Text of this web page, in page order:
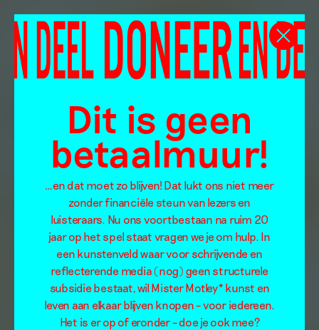
Dit is geen
betaalmuur!
…en dat moet zo blijven! Dat lukt ons niet meer
zonder financiële steun van lezers en
luisteraars. Nu ons voortbestaan na ruim 20
jaar op het spel staat vragen we je om hulp. In
een kunstenveld waar voor schrijvende en
reflecterende media (nog) geen structurele
subsidie bestaat, wil Mister Motley* kunst en
leven aan elkaar blijven knopen – voor iedereen.
Het is er op of eronder – doe je ook mee?